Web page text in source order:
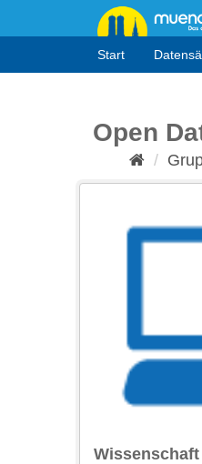
Start
Open
Wissenschaft